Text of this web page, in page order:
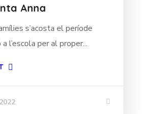
Anna
s’acosta el període
l’escola per al proper...